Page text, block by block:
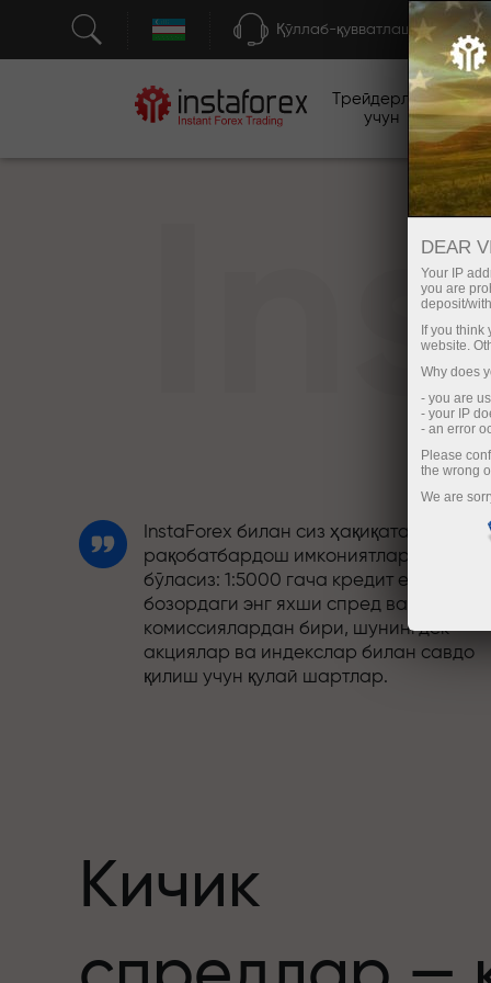
Қўллаб-қувватлаш
Трейдерлар
учун
InstaForex билан сиз ҳақиқатан
рақобатбардош имкониятларга эга
бўласиз: 1:5000 гача кредит елкаси,
бозордаги энг яхши спред ва
комиссиялардан бири, шунингдек
акциялар ва индекслар билан савдо
қилиш учун қулай шартлар.
Aleš Loprais савдо оламига интилиш ва
Кичик
DEAR
Your IP
you are
deposit/
If you
website.
Why does
- you are
- your IP
- an error
Please
the wrong
We are